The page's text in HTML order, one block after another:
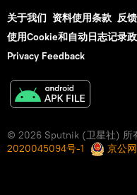
关于我们 资料使用条款 反馈
使用Cookie和自动日志记录
Privacy Feedback
© 2026 Sputnik (卫星社) 所
2020045094号-1
京公